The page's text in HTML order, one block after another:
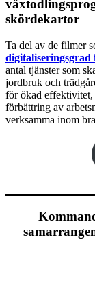
skördekartor
Ta del av de filmer
antal tjänster som
jordbruk och
för ökad
förbättring av
verksamma inom